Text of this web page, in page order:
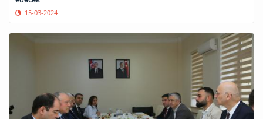
15-03-2024